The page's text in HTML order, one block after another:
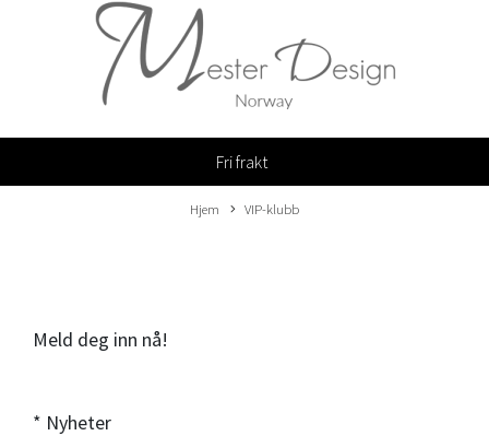
Fri frakt
Hjem VIP-klubb
Meld deg inn nå!
* Nyheter